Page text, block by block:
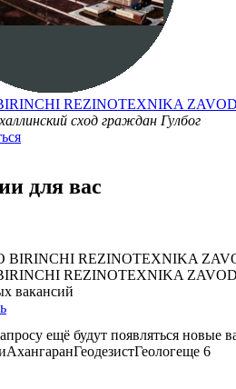
REZINOTEXNIKA
сход граждан Гулбог
для вас
REZINOTEXNIKA
вакансий
ещё будут появляться новые
АхангаранГеодезистГеологеще 6